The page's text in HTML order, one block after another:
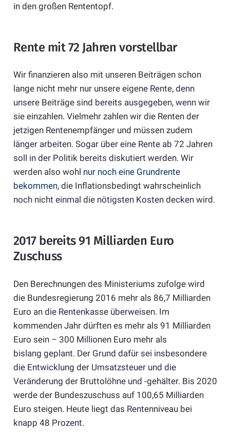
in den großen Rententopf.
Rente mit 72 Jahren vorstellbar
Wir finanzieren also mit unseren Beiträgen schon
lange nicht mehr nur unsere eigene Rente, denn
unsere Beiträge sind bereits ausgegeben, wenn wir
sie einzahlen. Vielmehr zahlen wir die Renten der
jetzigen Rentenempfänger und müssen zudem
länger arbeiten. Sogar über eine Rente ab 72 Jahren
soll in der Politik bereits diskutiert werden. Wir
werden also wohl nur noch eine Grundrente
bekommen, die Inflationsbedingt wahrscheinlich
noch nicht einmal die nötigsten Kosten decken wird.
2017 bereits 91 Milliarden Euro
Zuschuss
Den Berechnungen des Ministeriums zufolge wird
die Bundesregierung 2016 mehr als 86,7 Milliarden
Euro an die Rentenkasse überweisen. Im
kommenden Jahr dürften es mehr als 91 Milliarden
Euro sein – 300 Millionen Euro mehr als
bislang geplant. Der Grund dafür sei insbesondere
die Entwicklung der Umsatzsteuer und die
Veränderung der Bruttolöhne und -gehälter. Bis 2020
werde der Bundeszuschuss auf 100,65 Milliarden
Euro steigen. Heute liegt das Rentenniveau bei
knapp 48 Prozent.